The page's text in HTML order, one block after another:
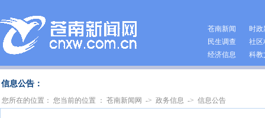
苍南新闻
时政
民生调查
社区
经济信息
科教
信息公告：
您所在的位置： 您当前的位置 ： 苍南新闻网 -> 政务信息 -> 信息公告